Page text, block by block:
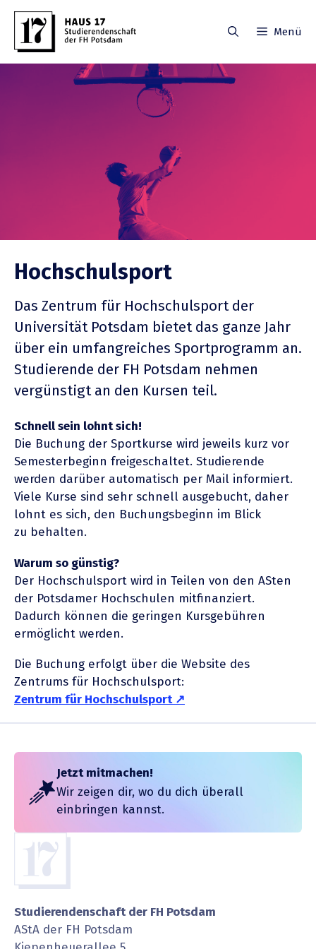
Zum
Inhalt
springen
Menü
Hochschul­sport
Das Zentrum für Hochschul­sport der
Univer­sität Potsdam bietet das ganze Jahr
über ein umfang­reiches Sport­pro­gramm an.
Studie­rende der FH Potsdam nehmen
vergünstigt an den Kursen teil.
Schnell sein lohnt sich!
Die Buchung der Sport­kurse wird jeweils kurz vor
Semes­ter­beginn freige­schaltet. Studie­rende
werden darüber automa­tisch per Mail infor­miert.
Viele Kurse sind sehr schnell ausge­bucht, daher
lohnt es sich, den Buchungs­beginn im Blick
zu behalten.
Warum so günstig?
Der Hochschul­sport wird in Teilen von den ASten
der Potsdamer Hochschulen mitfi­nan­ziert.
Dadurch können die geringen Kursge­bühren
ermög­licht werden.
Die Buchung erfolgt über die Website des
Zentrums für Hochschul­sport:
Zentrum für Hochschulsport
Studierendenschaft der FH Potsdam
AStA der FH Potsdam
Jetzt mitmachen!
Wir zeigen dir, wo du dich überall
einbringen kannst.